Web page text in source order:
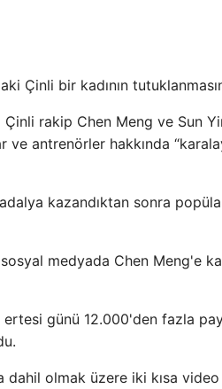
Çinli bir kadının
rakip Chen Meng ve Sun
antrenörler hakkında
kazandıktan sonra
medyada Chen Meng'e
günü 12.000'den fazla
dahil olmak üzere iki kısa